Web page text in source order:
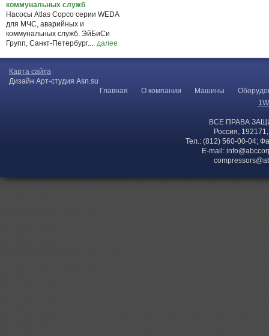
коммунальных служб
Насосы Atlas Copco серии WEDA
для МЧС, аварийных и
коммунальных служб. ЭйБиСи
Групп, Санкт-Петербург.... далее
Карта сайта
Дизайн Арт-студия Asn.su
Главная
О компании Машины
ВСЕ ПРАВА
Россия,
Тел.: (812) 560-00-04;
E-mail: